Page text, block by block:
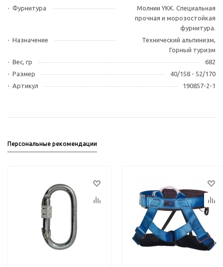
Фурнитура
Молнии YKK. Специальная
прочная и морозостойкая
фурнитура.
Назначение
Технический альпинизм,
Горный туризм
Вес, гр
682
Размер
40/158 - 52/170
Артикул
190857-2-1
Персональные рекомендации